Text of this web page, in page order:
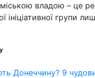
владою – це
ініціативної групи
Донеччину? 9